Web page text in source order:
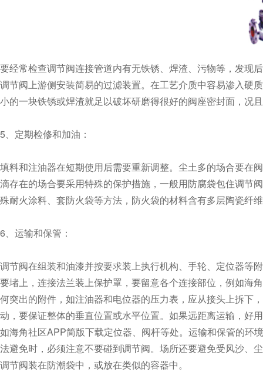
要经常检查调节阀连接管道内有无铁锈、焊渣、污物等
调节阀上游侧安装简易的过滤装置。在工艺介质中容易渗入硬质杂
小的一块铁锈或焊渣就足以破坏研磨得很好的阀座密封面，况
5、定期检修和加油：
填料和注油器在短期使用后需要重新调整。尘土多的场合要在
滴存在的场合要采用特殊的保护措施，一般用防腐袋包住调节阀
殊耐火涂料、套防火袋等方法，防火袋的材料含有多层陶瓷纤维
6、运输和保管：
调节阀在组装和油漆并按要求装上执行机构、手轮、定位器
要堵上，连接法兰装上保护罩，要留意各个连接部位，例
何突出的附件，如注油器和电位器的压力表，应从接头上拆下
动，要保证整体的垂直位置或水平位置。如果远距离运输，好
如海角社区APP简版下载定位器、阀杆等处。运输和保管的环
法避免时，必须注意不要碰到调节阀。场所还要避免受风沙、
调节阀装在防潮袋中，或放在类似的容器中。